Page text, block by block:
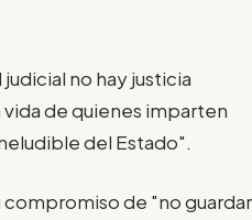
no hay justicia
de quienes imparten
del Estado".
compromiso de "no guardar